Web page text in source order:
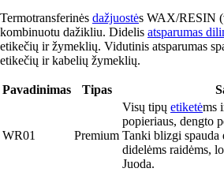
Termotransferinės dažjuostės WAX/RESIN
kombinuotu dažikliu. Didelis atsparumas
etikečių ir žymeklių. Vidutinis atsparumas
etikečių ir kabelių žymeklių.
Pavadinimas Tipas
WR01 Premium
Visų tipų etiketėms
popieriaus, dengto
Tanki blizgi spauda
didelėms raidėms,
Juoda.